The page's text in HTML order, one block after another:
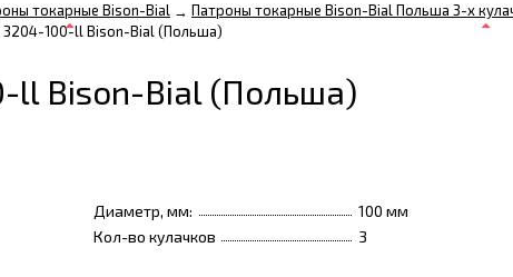
токарные Bison-Bial → Патроны токарные Bison-Bial Польша 3-х
3204-100-ll Bison-Bial (Польша)
ll Bison-Bial (Польша)
Диаметр, мм:
100 мм
Кол-во кулачков
3